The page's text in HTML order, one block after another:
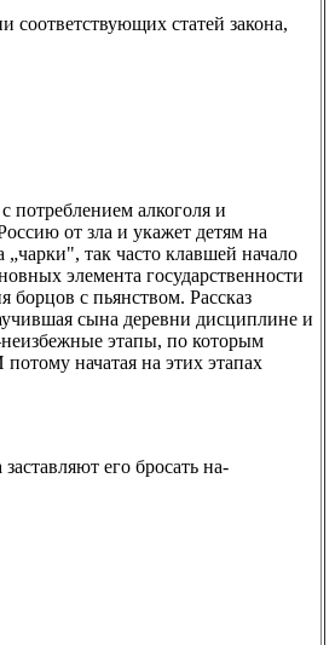
соответствующих статей закона,
потреблением алкоголя и
от зла и укажет детям на
„чарки", так часто клавшей начало
элемента государственности
борцов с пьянством. Рассказ
сына деревни дисциплине и
этапы, по которым
начатая на этих этапах
его бросать на-